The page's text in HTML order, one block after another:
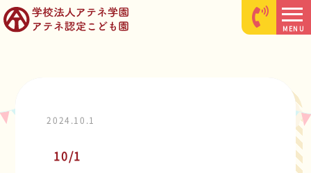
MENU
2024.10.1
10/1